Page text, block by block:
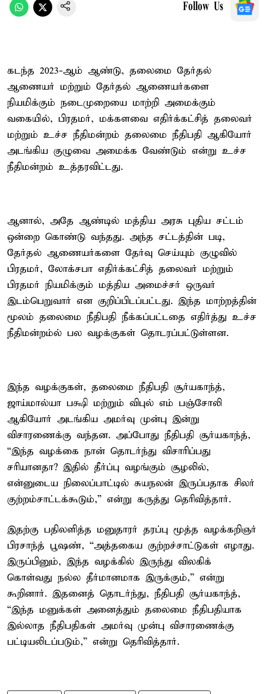
Follow Us
கடந்த 2023-ஆம் ஆண்டு, தலைமை தேர்தல்
ஆணையர் மற்றும் தேர்தல் ஆணையர்களை
நியமிக்கும் நடைமுறையை மாற்றி அமைக்கும்
வகையில், பிரதமர், மக்களவை எதிர்க்கட்சித் தலைவர்
மற்றும் உச்ச நீதிமன்றம் தலைமை நீதிபதி ஆகியோர்
அடங்கிய குழுவை அமைக்க வேண்டும் என்று உச்ச
நீதிமன்றம் உத்தரவிட்டது.
ஆனால், அதே ஆண்டில் மத்திய அரசு புதிய சட்டம்
ஒன்றை கொண்டு வந்தது. அந்த சட்டத்தின் படி,
தேர்தல் ஆணையர்களை தேர்வு செய்யும் குழுவில்
பிரதமர், லோக்சபா எதிர்க்கட்சித் தலைவர் மற்றும்
பிரதமர் நியமிக்கும் மத்திய அமைச்சர் ஒருவர்
இடம்பெறுவார் என குறிப்பிடப்பட்டது. இந்த மாற்றத்தின்
மூலம் தலைமை நீதிபதி நீக்கப்பட்டதை எதிர்த்து உச்ச
நீதிமன்றம்ல் பல வழக்குகள் தொடரப்பட்டுள்ளன.
இந்த வழக்குகள், தலைமை நீதிபதி சூர்யகாந்த்,
ஜாய்மால்யா பக்ஷி மற்றும் விபுல் எம் பஞ்சோலி
ஆகியோர் அடங்கிய அமர்வு முன்பு இன்று
விசாரணைக்கு வந்தன. அப்போது நீதிபதி சூர்யகாந்த்,
“இந்த வழக்கை நான் தொடர்ந்து விசாரிப்பது
சரியானதா? இதில் தீர்ப்பு வழங்கும் சூழலில்,
என்னுடைய நிலைப்பாட்டில் சுயநலன் இருப்பதாக சிலர்
குற்றம்சாட்டக்கூடும்,” என்று கருத்து தெரிவித்தார்.
இதற்கு பதிலளித்த மனுதாரர் தரப்பு மூத்த வழக்கறிஞர்
பிரசாந்த் பூஷண், “அத்தகைய குற்றச்சாட்டுகள் எழாது.
இருப்பினும், இந்த வழக்கில் இருந்து விலகிக்
கொள்வது நல்ல தீர்மானமாக இருக்கும்,” என்று
கூறினார். இதனைத் தொடர்ந்து, நீதிபதி சூர்யகாந்த்,
“இந்த மனுக்கள் அனைத்தும் தலைமை நீதிபதியாக
இல்லாத நீதிபதிகள் அமர்வு முன்பு விசாரணைக்கு
பட்டியலிடப்படும்,” என்று தெரிவித்தார்.